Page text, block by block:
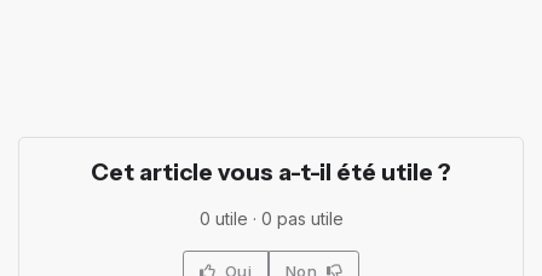
Cet article vous a-t-il été utile ?
0 utile · 0 pas utile
Oui Non